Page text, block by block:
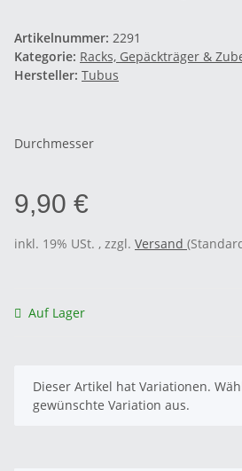
Artikelnummer: 2291
Kategorie: Racks, Gepäckträger &
Hersteller: Tubus
Durchmesser
9,90 €
inkl. 19% USt. , zzgl. Versand
Auf Lager
x
Dieser Artikel hat Variationen.
gewünschte Variation aus.